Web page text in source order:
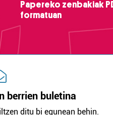
Papereko zenbakiak
formatuan
berrien buletina
ditu bi egunean behin.